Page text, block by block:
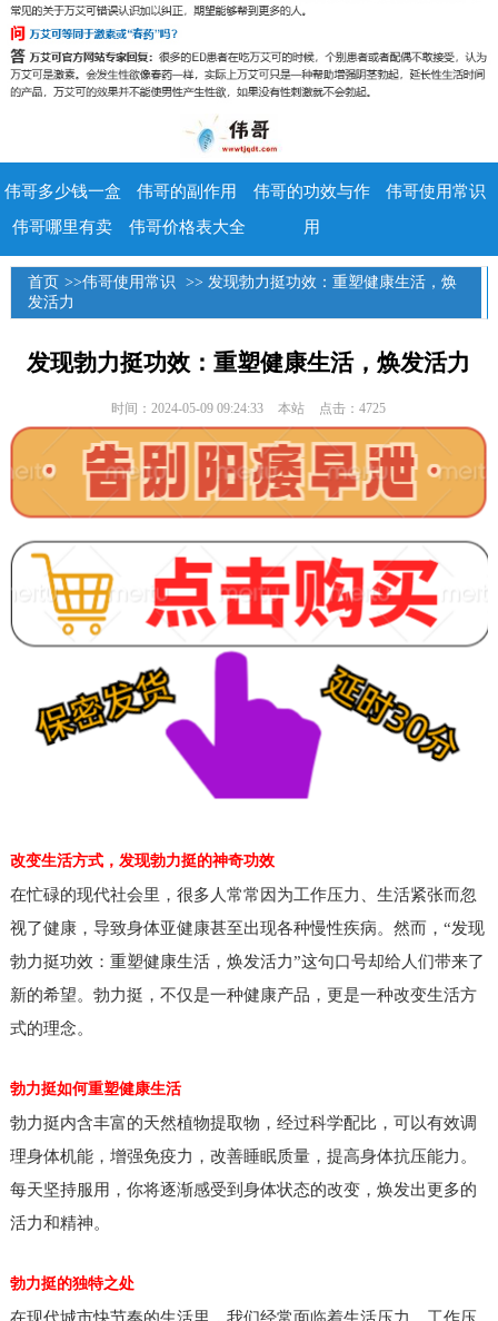
伟哥多少钱一盒 伟哥的副作用
伟哥的功效与作
用
伟哥使用常识
伟哥哪里有卖
伟哥价格表大全
首页 >>伟哥使用常识
>> 发现勃力挺功效：重塑健康生活，焕
发活力
发现勃力挺功效：重塑健康生活，焕发活力
时间：2024-05-09 09:24:33 本站 点击：4725
改变生活方式，发现勃力挺的神奇功效
在忙碌的现代社会里，很多人常常因为工作压力、生活紧张而忽
视了健康，导致身体亚健康甚至出现各种慢性疾病。然而，“发现
勃力挺功效：重塑健康生活，焕发活力”这句口号却给人们带来了
新的希望。勃力挺，不仅是一种健康产品，更是一种改变生活方
式的理念。
勃力挺如何重塑健康生活
勃力挺内含丰富的天然植物提取物，经过科学配比，可以有效调
理身体机能，增强免疫力，改善睡眠质量，提高身体抗压能力。
每天坚持服用，你将逐渐感受到身体状态的改变，焕发出更多的
活力和精神。
勃力挺的独特之处